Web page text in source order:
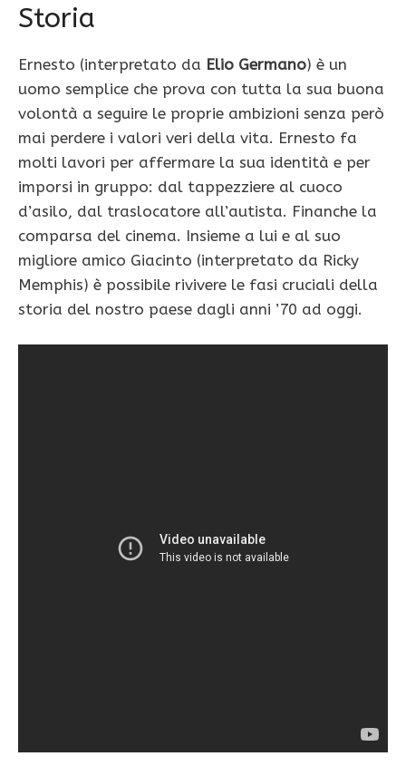
Storia
Ernesto (interpretato da Elio Germano) è un
uomo semplice che prova con tutta la sua buona
volontà a seguire le proprie ambizioni senza però
mai perdere i valori veri della vita. Ernesto fa
molti lavori per affermare la sua identità e per
imporsi in gruppo: dal tappezziere al cuoco
d’asilo, dal traslocatore all’autista. Finanche la
comparsa del cinema. Insieme a lui e al suo
migliore amico Giacinto (interpretato da Ricky
Memphis) è possibile rivivere le fasi cruciali della
storia del nostro paese dagli anni ’70 ad oggi.